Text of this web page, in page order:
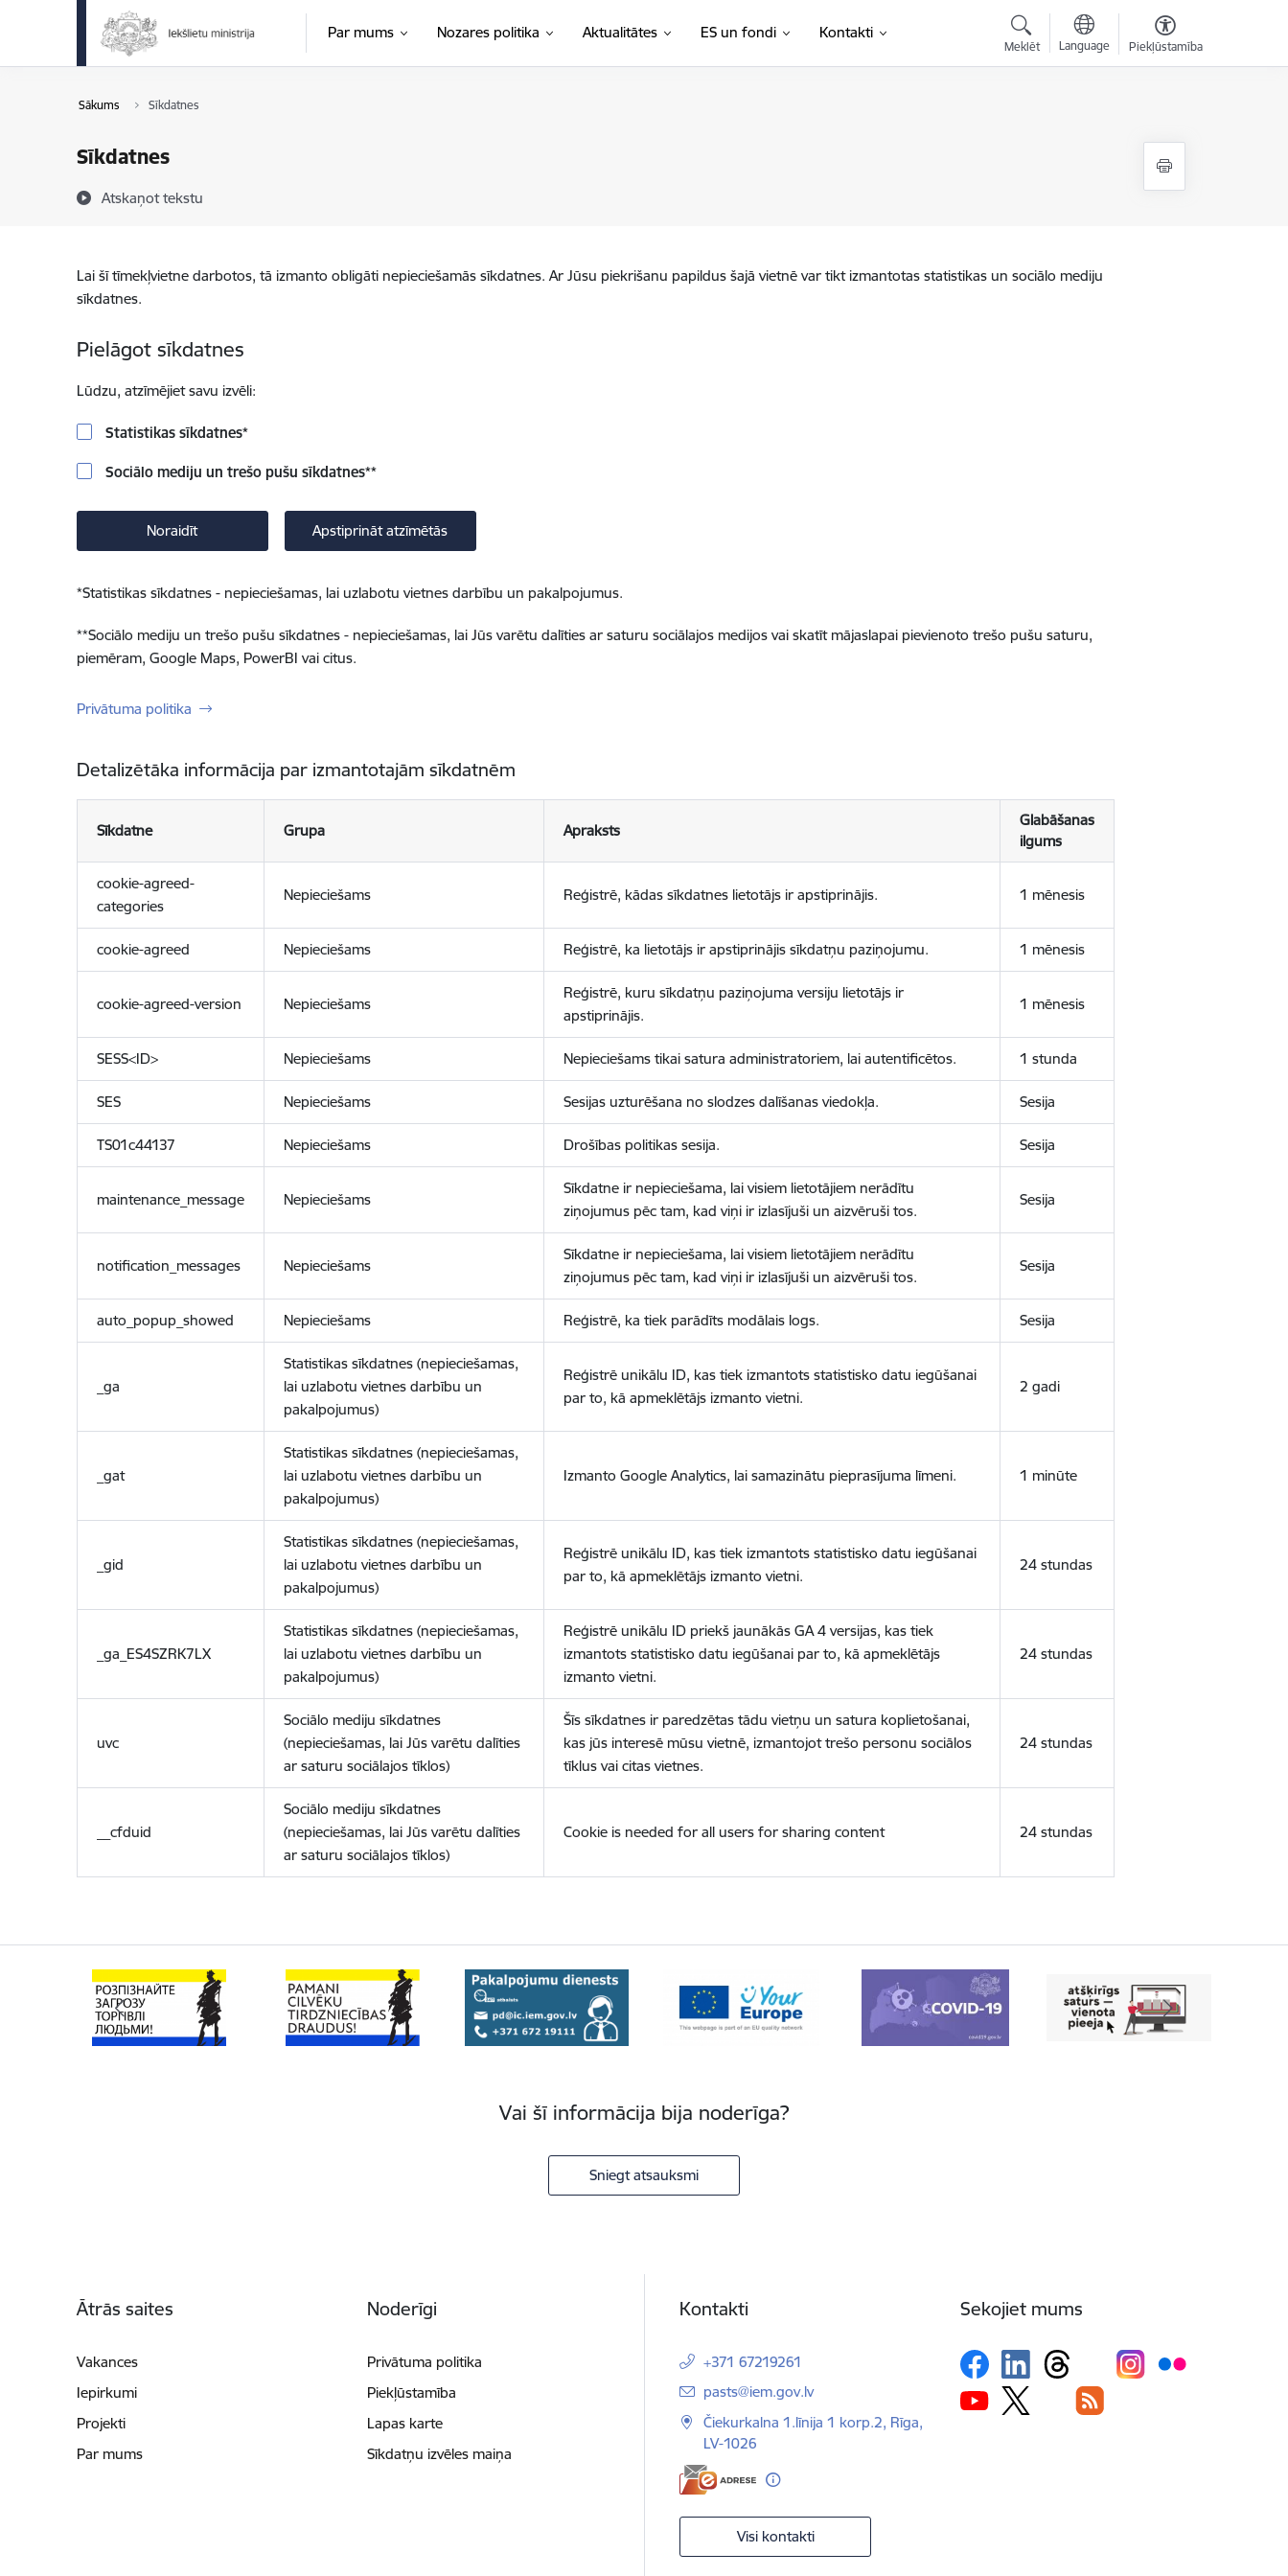
Pāriet uz lapas saturu
Par mums Nozares politika Aktualitātes ES un fondi Kontakti
Meklēt Language Piekļūstamība
Sākums Sīkdatnes
Sīkdatnes
Atskaņot tekstu
Lai šī tīmekļvietne darbotos, tā izmanto obligāti nepieciešamās sīkdatnes. Ar Jūsu piekrišanu papildus šajā vietnē var tikt izmantotas statistikas un sociālo mediju
sīkdatnes.
Pielāgot sīkdatnes
Lūdzu, atzīmējiet savu izvēli:
Statistikas sīkdatnes*
Sociālo mediju un trešo pušu sīkdatnes**
Noraidīt Apstiprināt atzīmētās
*Statistikas sīkdatnes - nepieciešamas, lai uzlabotu vietnes darbību un pakalpojumus.
**Sociālo mediju un trešo pušu sīkdatnes - nepieciešamas, lai Jūs varētu dalīties ar saturu sociālajos medijos vai skatīt mājaslapai pievienoto trešo pušu saturu,
piemēram, Google Maps, PowerBI vai citus.
Privātuma politika
Detalizētāka informācija par izmantotajām sīkdatnēm
Sīkdatne Grupa Apraksts
Glabāšanas
ilgums
cookie-agreed-
categories
Nepieciešams Reģistrē, kādas sīkdatnes lietotājs ir apstiprinājis. 1 mēnesis
cookie-agreed Nepieciešams Reģistrē, ka lietotājs ir apstiprinājis sīkdatņu paziņojumu. 1 mēnesis
cookie-agreed-version Nepieciešams
Reģistrē, kuru sīkdatņu paziņojuma versiju lietotājs ir
apstiprinājis.
1 mēnesis
SESS<ID> Nepieciešams Nepieciešams tikai satura administratoriem, lai autentificētos. 1 stunda
SES Nepieciešams Sesijas uzturēšana no slodzes dalīšanas viedokļa. Sesija
TS01c44137 Nepieciešams Drošības politikas sesija. Sesija
maintenance_message Nepieciešams
Sīkdatne ir nepieciešama, lai visiem lietotājiem nerādītu
ziņojumus pēc tam, kad viņi ir izlasījuši un aizvēruši tos.
Sesija
notification_messages Nepieciešams
Sīkdatne ir nepieciešama, lai visiem lietotājiem nerādītu
ziņojumus pēc tam, kad viņi ir izlasījuši un aizvēruši tos.
Sesija
auto_popup_showed Nepieciešams Reģistrē, ka tiek parādīts modālais logs. Sesija
_ga
Statistikas sīkdatnes (nepieciešamas,
lai uzlabotu vietnes darbību un
pakalpojumus)
Reģistrē unikālu ID, kas tiek izmantots statistisko datu iegūšanai
par to, kā apmeklētājs izmanto vietni.
2 gadi
_gat
Statistikas sīkdatnes (nepieciešamas,
lai uzlabotu vietnes darbību un
pakalpojumus)
Izmanto Google Analytics, lai samazinātu pieprasījuma līmeni. 1 minūte
_gid
Statistikas sīkdatnes (nepieciešamas,
lai uzlabotu vietnes darbību un
pakalpojumus)
Reģistrē unikālu ID, kas tiek izmantots statistisko datu iegūšanai
par to, kā apmeklētājs izmanto vietni.
24 stundas
_ga_ES4SZRK7LX
Statistikas sīkdatnes (nepieciešamas,
lai uzlabotu vietnes darbību un
pakalpojumus)
Reģistrē unikālu ID priekš jaunākās GA 4 versijas, kas tiek
izmantots statistisko datu iegūšanai par to, kā apmeklētājs
izmanto vietni.
24 stundas
uvc
Sociālo mediju sīkdatnes
(nepieciešamas, lai Jūs varētu dalīties
ar saturu sociālajos tīklos)
Šīs sīkdatnes ir paredzētas tādu vietņu un satura koplietošanai,
kas jūs interesē mūsu vietnē, izmantojot trešo personu sociālos
tīklus vai citas vietnes.
24 stundas
__cfduid
Sociālo mediju sīkdatnes
(nepieciešamas, lai Jūs varētu dalīties
ar saturu sociālajos tīklos)
Cookie is needed for all users for sharing content 24 stundas
Vai šī informācija bija noderīga?
Sniegt atsauksmi
Ātrās saites
Vakances
Iepirkumi
Projekti
Par mums
Noderīgi
Privātuma politika
Piekļūstamība
Lapas karte
Sīkdatņu izvēles maiņa
Kontakti
+371 67219261
E-pasts:
pasts@iem.gov.lv
Čiekurkalna 1.līnija 1 korp.2, Rīga,
LV-1026
Visi kontakti
Sekojiet mums